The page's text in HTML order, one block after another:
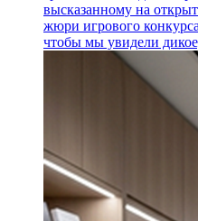
высказанному на
жюри игрового
чтобы мы увидели